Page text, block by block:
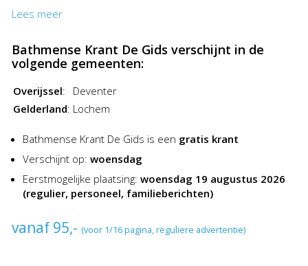
in De Gids was nog nooit zo goedkoop en gemakkelijk!
Lees meer
Bathmense Krant De Gids verschijnt in de
volgende gemeenten:
Overijssel:
Deventer
Gelderland: Lochem
Bathmense Krant De Gids is een gratis krant
Verschijnt op: woensdag
Eerstmogelijke plaatsing: woensdag 19 augustus 2026
(regulier, personeel, familieberichten)
vanaf 95,- (voor 1/16 pagina, reguliere advertentie)